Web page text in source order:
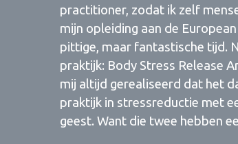
practitioner, zodat ik zelf
mijn opleiding aan de
pittige, maar fantastische tijd.
praktijk: Body Stress Release
mij altijd gerealiseerd dat het
praktijk in stressreductie met
geest. Want die twee hebben